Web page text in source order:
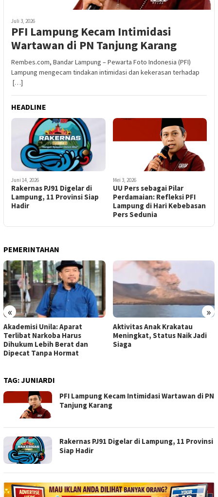
Juli 3, 2026
PFI Lampung Kecam Intimidasi
Wartawan di PN Tanjung Karang
Rembes.com, Bandar Lampung – Pewarta Foto Indonesia (PFI)
Lampung mengecam tindakan intimidasi dan kekerasan terhadap
[…]
HEADLINE
Juni 14, 2026
Rakernas PJ91 Digelar di
Lampung, 11 Provinsi Siap
Hadir
Mei 3, 2026
UU Pers sebagai Pilar
Perdamaian: Refleksi PFI
Lampung di Hari Kebebasan
Pers Sedunia
PEMERINTAHAN
« »
Akademisi Unila: Aparat
Terlibat Narkoba Harus
Dihukum Lebih Berat dan
Dipecat Tanpa Hormat
Aktivitas Anak Krakatau
Meningkat, Status Naik Jadi
Siaga
TAG:JUNIARDI
PFI Lampung Kecam Intimidasi Wartawan di PN
Tanjung Karang
Rakernas PJ91 Digelar di Lampung, 11 Provinsi
Siap Hadir